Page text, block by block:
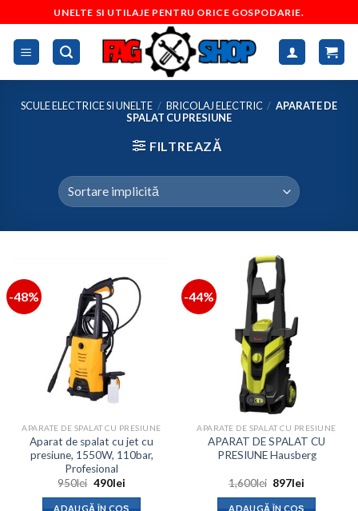
to
content
UNELTE SI UTILAJE PENTRU ORICE GOSPODARIE.
SCULE ELECTRICE SI UNELTE / BRICOLAJ ELECTRIC / APARATE DE
SPALAT CU PRESIUNE
FILTREAZĂ
-48%
APARATE DE SPALAT CU PRESIUNE
Aparat de spalat cu jet cu
presiune, 1550W, 110bar,
Profesional
950lei Prețul
a
490leiPrețul
este:
ADAUGĂ ÎN COȘ
-44%
APARATE DE SPALAT CU PRESIUNE
APARAT DE SPALAT CU
PRESIUNE Hausberg
1,600lei Prețul
a
897lei
ADAUGĂ ÎN COȘ